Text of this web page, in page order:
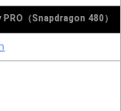
PRO（Snapdragon 480）